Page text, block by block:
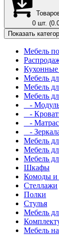
0 шт.
Показать
Мебель
Мебель
Мебель
Мебель
-
-
-
-
Мебель
Мебель
Мебель
Шкафы
Комоды и
Стеллажи
Полки
Стулья
Мебель
Мебель на